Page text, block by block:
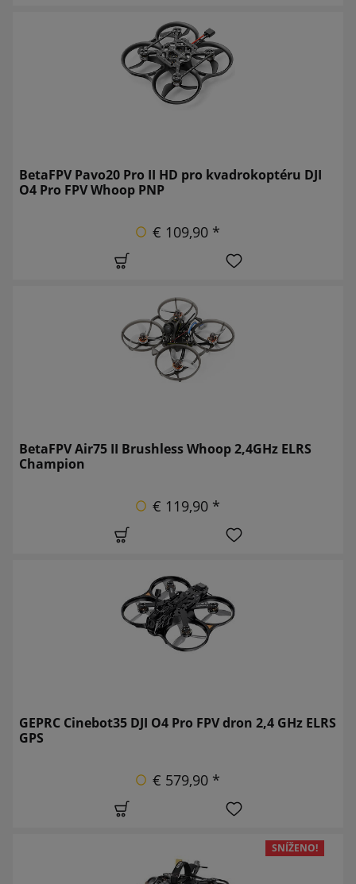
BetaFPV Pavo20 Pro II HD pro kvadrokoptéru DJI
O4 Pro FPV Whoop PNP
€ 109,90 *
BetaFPV Air75 II Brushless Whoop 2,4GHz ELRS
Champion
€ 119,90 *
GEPRC Cinebot35 DJI O4 Pro FPV dron 2,4 GHz ELRS
GPS
€ 579,90 *
SNÍŽENO!